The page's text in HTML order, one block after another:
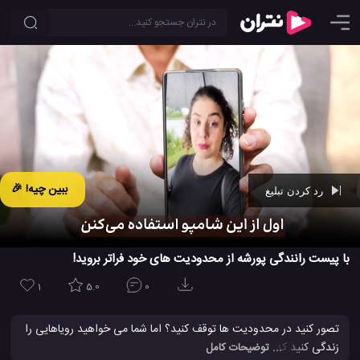
ببین چیه! 🎉
Ad -
با پیست رانندگی پورشه از محدودیت های خود فراتر بروید!
1 5.0 0
تصور کنید در محدودیت ها توقف کنید؟ اما شما می خواهید رویاهایی را
زندگی کنید که احساسات را با تجربه های شدید رانندگی و سرعت به
... توضیحات کامل